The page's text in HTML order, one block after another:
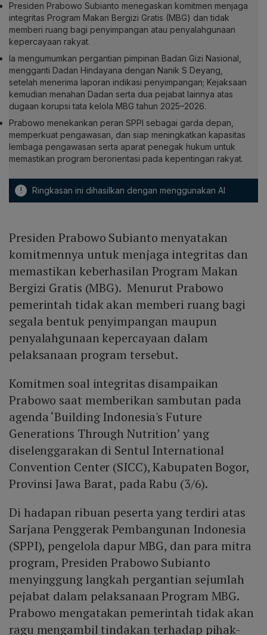
Presiden Prabowo Subianto menegaskan komitmen menjaga
integritas Program Makan Bergizi Gratis (MBG) dan tidak
memberi ruang bagi penyimpangan atau penyalahgunaan
kepercayaan rakyat.
Ia mengumumkan pergantian pimpinan Badan Gizi Nasional,
mengganti Dadan Hindayana dengan Nanik S Deyang,
setelah menerima laporan indikasi penyimpangan; Kejaksaan
kemudian menahan Dadan serta dua pejabat lainnya atas
dugaan korupsi tata kelola MBG tahun 2025–2026.
Prabowo menekankan peran SPPI sebagai garda depan,
memperkuat pengawasan, dan siap meningkatkan kapasitas
lembaga pengawasan serta aparat penegak hukum untuk
memastikan program berorientasi pada kepentingan rakyat.
! Ringkasan ini dihasilkan dengan menggunakan AI
Presiden Prabowo Subianto menyatakan
komitmennya untuk menjaga integritas dan
memastikan keberhasilan Program Makan
Bergizi Gratis (MBG). Menurut Prabowo
pemerintah tidak akan memberi ruang bagi
segala bentuk penyimpangan maupun
penyalahgunaan kepercayaan dalam
pelaksanaan program tersebut.
Komitmen soal integritas disampaikan
Prabowo saat memberikan sambutan pada
agenda ‘Building Indonesia's Future
Generations Through Nutrition’ yang
diselenggarakan di Sentul International
Convention Center (SICC), Kabupaten Bogor,
Provinsi Jawa Barat, pada Rabu (3/6).
Di hadapan ribuan peserta yang terdiri atas
Sarjana Penggerak Pembangunan Indonesia
(SPPI), pengelola dapur MBG, dan para mitra
program, Presiden Prabowo Subianto
menyinggung langkah pergantian sejumlah
pejabat dalam pelaksanaan Program MBG.
Prabowo mengatakan pemerintah tidak akan
ragu mengambil tindakan terhadap pihak-